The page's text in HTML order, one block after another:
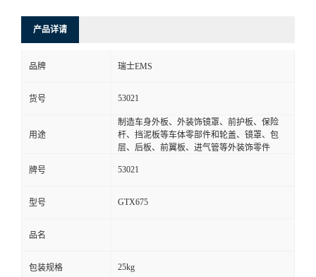
产品详请
品牌 瑞士EMS
货号 53021
用途
制造车身外板、外装饰镜罩、前护板、保险
杆、挡泥板等车体零部件和轮盖、镜罩、包
层、后板、前翼板、进气管等外装饰零件
牌号 53021
型号 GTX675
品名
包装规格 25kg